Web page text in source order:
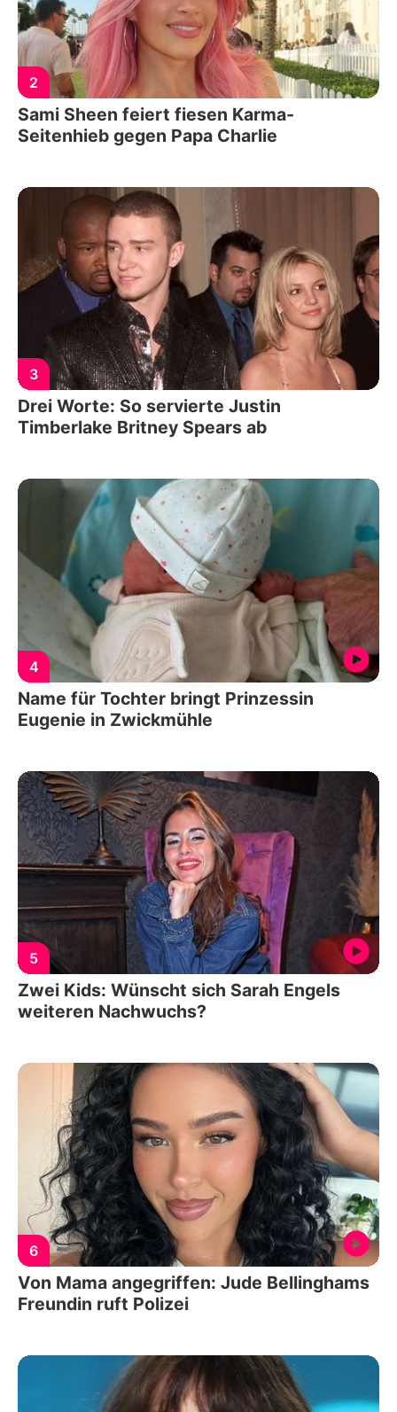
2
Sami Sheen feiert fiesen Karma-
Seitenhieb gegen Papa Charlie
3
Drei Worte: So servierte Justin
Timberlake Britney Spears ab
4
Name für Tochter bringt Prinzessin
Eugenie in Zwickmühle
5
Zwei Kids: Wünscht sich Sarah Engels
weiteren Nachwuchs?
6
Von Mama angegriffen: Jude Bellinghams
Freundin ruft Polizei